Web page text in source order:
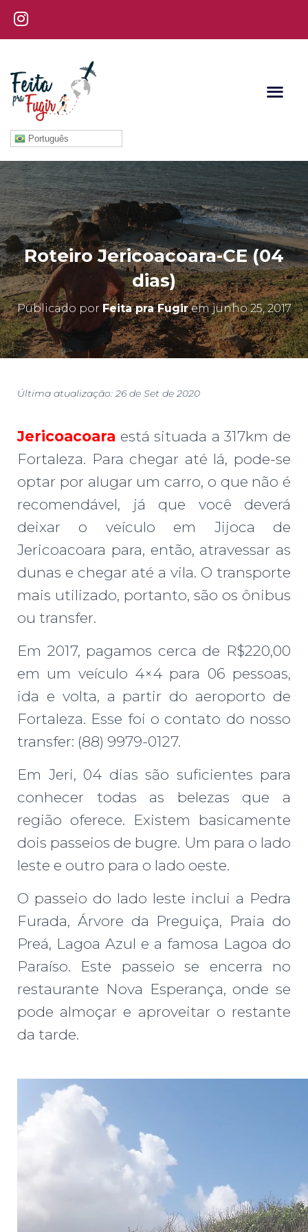
Português
Roteiro Jericoacoara-CE (04
dias)
Publicado por Feita pra Fugiremjunho 25, 2017
Última atualização: 26 de Set de 2020
Jericoacoara está situada a 317km de
Fortaleza. Para chegar até lá, pode-se
optar por alugar um carro, o que não é
recomendável, já que você deverá
deixar o veículo em Jijoca de
Jericoacoara para, então, atravessar as
dunas e chegar até a vila. O transporte
mais utilizado, portanto, são os ônibus
ou transfer.
Em 2017, pagamos cerca de R$220,00
em um veículo 4×4 para 06 pessoas,
ida e volta, a partir do aeroporto de
Fortaleza. Esse foi o contato do nosso
transfer: (88) 9979-0127.
Em Jeri, 04 dias são suficientes para
conhecer todas as belezas que a
região oferece. Existem basicamente
dois passeios de bugre. Um para o lado
leste e outro para o lado oeste.
O passeio do lado leste inclui a Pedra
Furada, Árvore da Preguiça, Praia do
Preá, Lagoa Azul e a famosa Lagoa do
Paraíso. Este passeio se encerra no
restaurante Nova Esperança, onde se
pode almoçar e aproveitar o restante
da tarde.